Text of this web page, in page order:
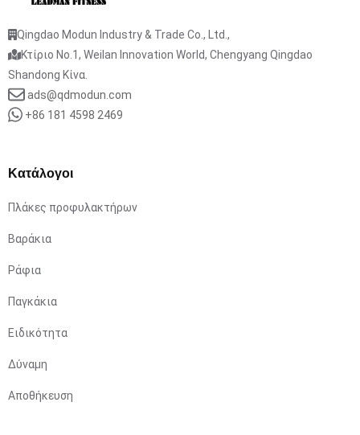
Qingdao Modun Industry & Trade Co., Ltd.,
Κτίριο No.1, Weilan Innovation World, Chengyang Qingdao
Shandong Κίνα.
ads@qdmodun.com
+86 181 4598 2469
Κατάλογοι
Πλάκες προφυλακτήρων
Βαράκια
Ράφια
Παγκάκια
Ειδικότητα
Δύναμη
Αποθήκευση